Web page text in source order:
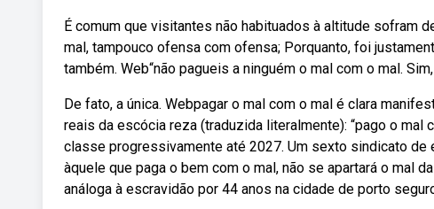
É comum que visitantes não habituados à altitude sofram
mal, tampouco ofensa com ofensa; Porquanto, foi
também. Web“não pagueis a ninguém o mal com o mal.
De fato, a única. Webpagar o mal com o mal é clara
reais da escócia reza (traduzida literalmente): “pago o
classe progressivamente até 2027. Um sexto sindicato
àquele que paga o bem com o mal, não se apartará o mal
análoga à escravidão por 44 anos na cidade de porto